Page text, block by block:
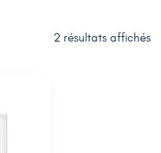
2 résultats affichés